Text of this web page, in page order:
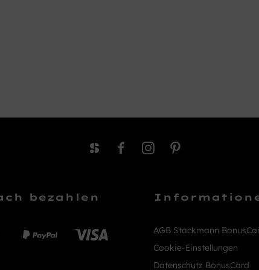
bezahlen
AGB Stackmann
Cookie-Einstellungen
Datenschutz BonusCard